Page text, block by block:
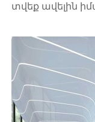
տվեք ավելին